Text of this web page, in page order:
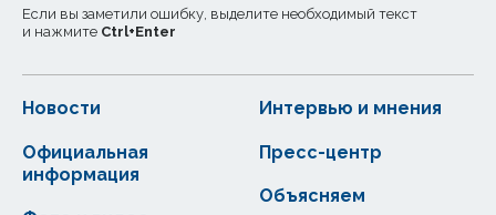
Если вы заметили ошибку, выделите необходимый текст
и нажмите Ctrl+Enter
Новости
Официальная
информация
Интервью и мнения
Пресс-центр
Объясняем